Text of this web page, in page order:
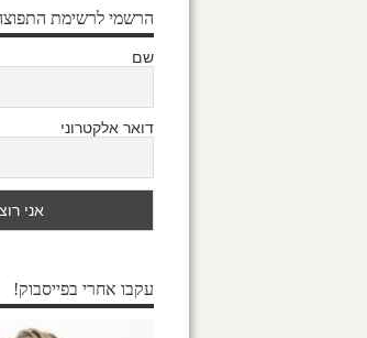
הרשמי לרשימת
שם
דואר אלקטרוני
עקבו אחרי בפייסבוק!